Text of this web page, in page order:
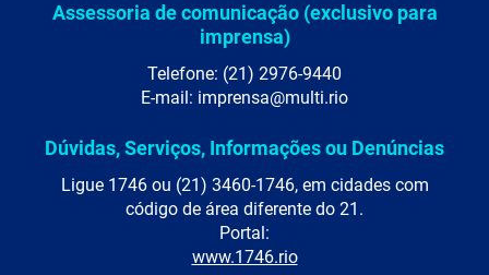
Assessoria de comunicação (exclusivo para
imprensa)
Telefone: (21) 2976-9440
E-mail: imprensa@multi.rio
Dúvidas, Serviços, Informações ou Denúncias
Ligue 1746 ou (21) 3460-1746, em cidades com
código de área diferente do 21.
Portal:
www.1746.rio